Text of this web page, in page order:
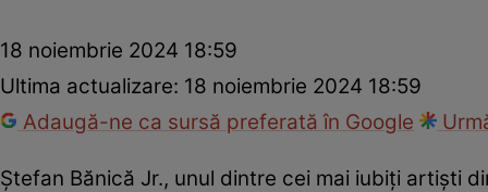
18 noiembrie 2024 18:59
Ultima actualizare: 18 noiembrie 2024 18:59
Adaugă-ne ca sursă preferată în Google
Ștefan Bănică Jr., unul dintre cei mai iubiți artiști